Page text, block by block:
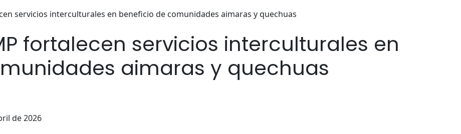
servicios interculturales en beneficio de comunidades aimaras y quechuas
fortalecen servicios interculturales en
aimaras y quechuas
de 2026